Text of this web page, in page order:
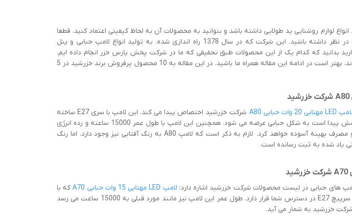
لوازم روشنایی ید طولایی داشته باشد و بتوانید به محصولات آن به لحاظ کیفیتی اعتماد کنید، قطعا
می توانید محصولات شرکت خزرشید را در نظر داشته باشید. این شرکت که در سال 1378 راه اندازی شده، به تولید انواع لامپ حبابی و پنل
بدانید که کدام یک از این محصولات طبق تحقیقی که ما در شرکت پخش پارس خزر انجام داده ایم،
بیشتر مورد اقبال خریداران قرار گرفته اند، بهتر است در ادامه این مقاله همراه ما باشید. در این مقاله به 10 محصول پرفروش برند خزرشید در 5
لامپ LED مهتابی 20 وات حبابی A80
شرکت خزرشید اختصاص پیدا می کند. این لامپ با سری E27 ساخته
و پرداخته می شود و همانطور که از نامش پیدا است به شکل حبابی عرضه می شود. همچنین این لامپ با طول عمر 15000 ساعته و رده انرژی
A خیال شما را بابت طول عمر طولانی و مصرف بهینه آسوده خواهد کرد. لازم به ذکر است که لامپ A80 به رنگ آفتابی نیز وجود دارد، اما رنگ
یاد شده به ثبت رسانده است.
های حبابی در لیست محصولات شرکت خزرشید اشاره دارد؛ لامپ LED مهتابی 15 وات حبابی A70
که با
شار نوری 1350 لومنی، رده انرژی A+ و سرپیچ E27 در دسترس شما قرار دارد. طول عمر این لامپ نیز مانند مورد قبلی به 15000 ساعت می رسد
خزرشید به شمار می آید.